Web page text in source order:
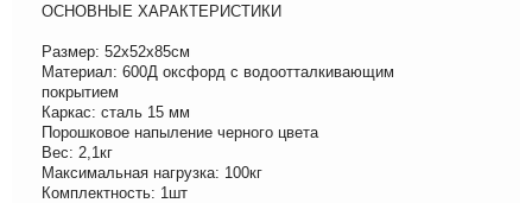
ОСНОВНЫЕ ХАРАКТЕРИСТИКИ
Размер: 52х52х85см
Материал: 600Д оксфорд с водоотталкивающим
покрытием
Каркас: сталь 15 мм
Порошковое напыление черного цвета
Вес: 2,1кг
Максимальная нагрузка: 100кг
Комплектность: 1шт